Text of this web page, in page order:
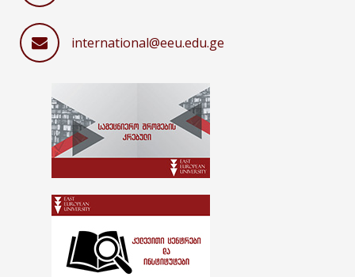
international@eeu.edu.ge